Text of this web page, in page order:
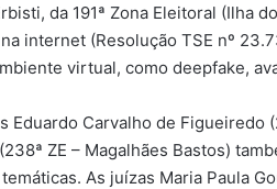
da 191ª Zona Eleitoral (Ilha
internet (Resolução TSE nº
virtual, como deepfake,
Eduardo Carvalho de Figueiredo
ZE – Magalhães Bastos)
As juízas Maria Paula